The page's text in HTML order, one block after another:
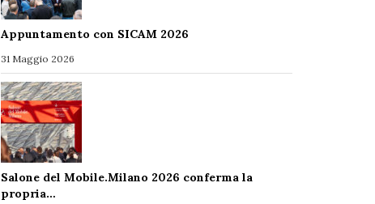
Appuntamento con SICAM 2026
31 Maggio 2026
Salone del Mobile.Milano 2026 conferma la
propria…